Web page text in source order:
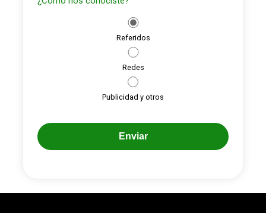
Referidos
Redes
Publicidad y otros
Enviar